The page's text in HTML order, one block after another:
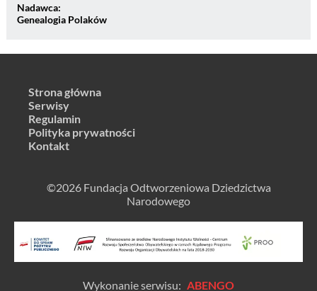
Nadawca:
Genealogia Polaków
Strona główna
Serwisy
Regulamin
Polityka prywatności
Kontakt
©2026 Fundacja Odtworzeniowa Dziedzictwa
Narodowego
Wykonanie serwisu: ABENGO